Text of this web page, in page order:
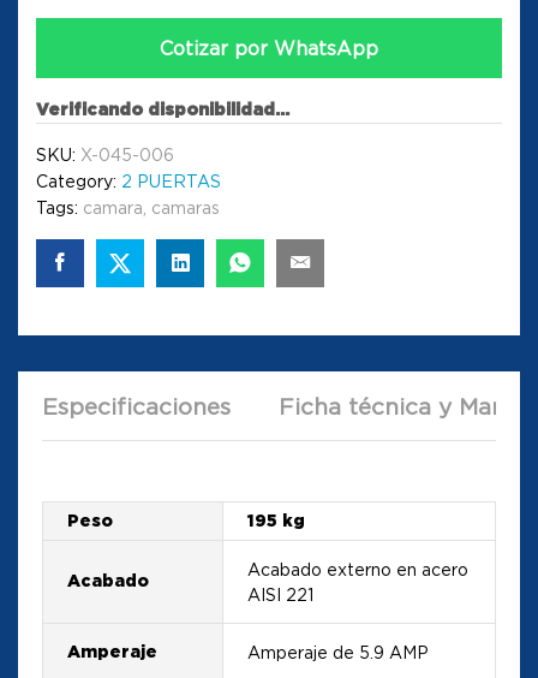
Cotizar por WhatsApp
Verificando disponibilidad...
SKU: X-045-006
Category: 2 PUERTAS
Tags: camara camaras
Especificaciones Ficha técnica y
Peso 195 kg
Acabado
Acabado externo en acero
AISI 221
Amperaje Amperaje de 5.9 AMP